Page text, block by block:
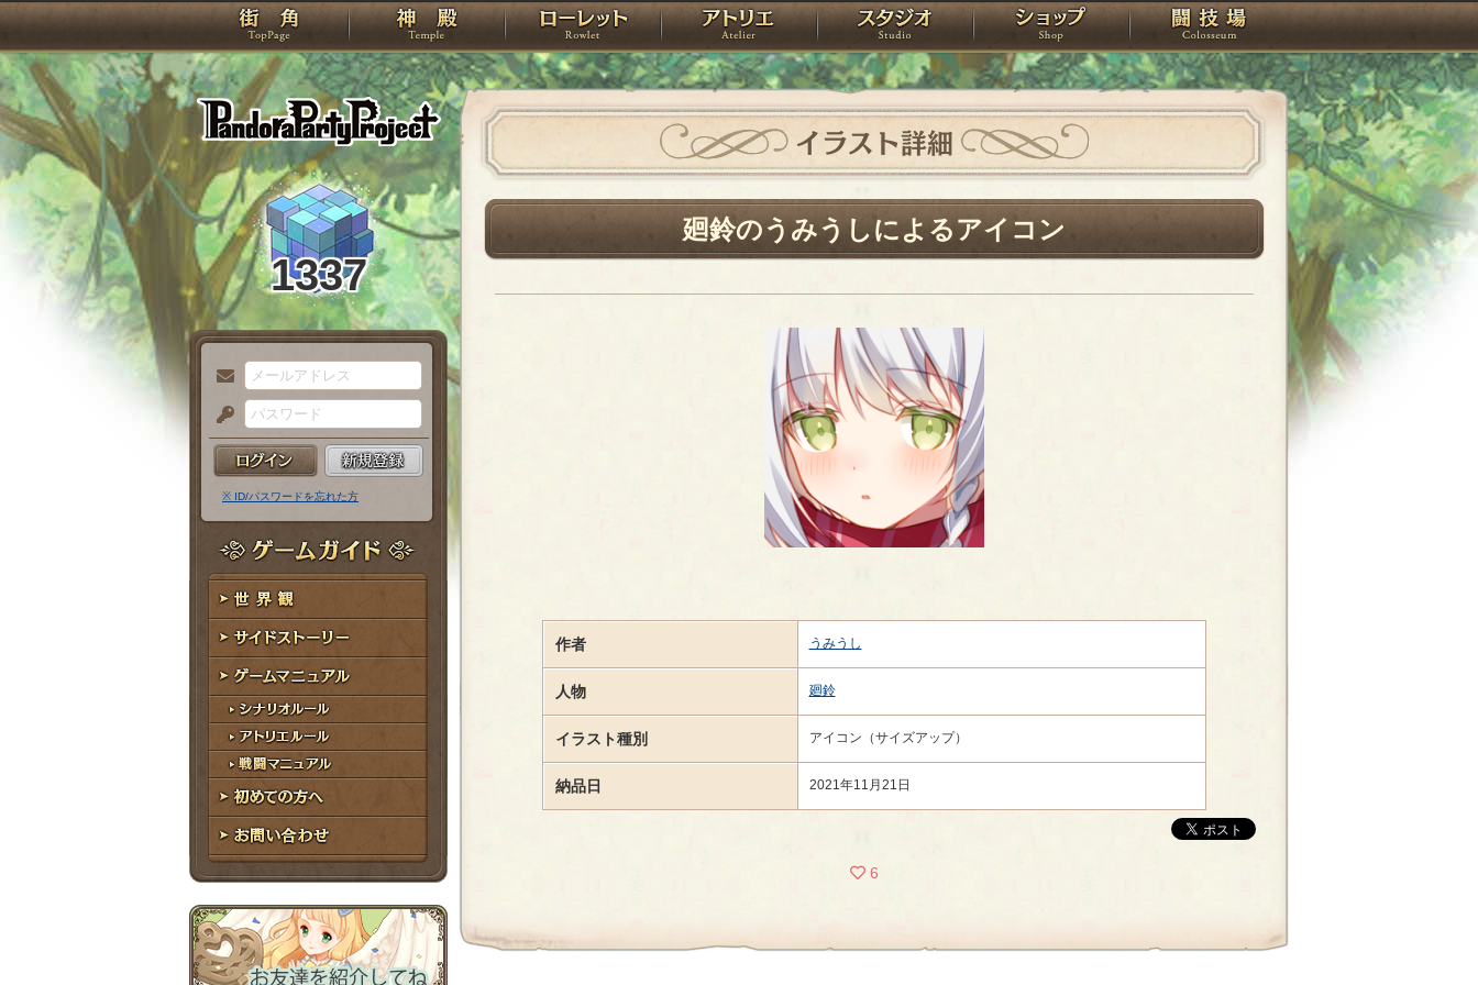
PandoraPartyProject
TOP 神殿 ローレット アトリエ スタジオ ショップ 闘技場
1337
メ
ー
ル
ア
ド
レ
ス
パ
ス
ー
ド
※ ID/パスワードを忘れた方
ゲームガイド
世界観
サイドストーリー
ゲームマニュアル
シナリオルール
アトリエルール
戦闘マニュアル
初めての方へ
お問い合わせ
イラスト詳細
廻鈴のうみうしによるアイコン
作者 うみうし
人物 廻鈴
イラスト種別 アイコン（サイズアップ）
納品日 2021年11月21日
6